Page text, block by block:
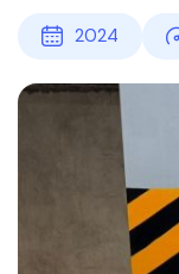
2024